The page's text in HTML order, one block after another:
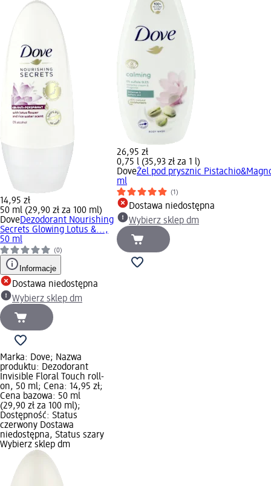
14,95 zł
50 ml (29,90 zł za 100 ml)
DoveDezodorant Nourishing
Secrets Glowing Lotus &...,
50 ml
(0)
Informacje
Dostawa niedostępna
Wybierz sklep dm
26,95 zł
0,75 l (35,93 zł za 1 l)
DoveŻel pod prysznic
ml
(1)
Dostawa niedostępna
Wybierz sklep dm
Marka: Dove; Nazwa
produktu: Dezodorant
Invisible Floral Touch roll-
on, 50 ml; Cena: 14,95 zł;
Cena bazowa: 50 ml
(29,90 zł za 100 ml);
Dostępność: Status
czerwony Dostawa
niedostępna, Status szary
Wybierz sklep dm